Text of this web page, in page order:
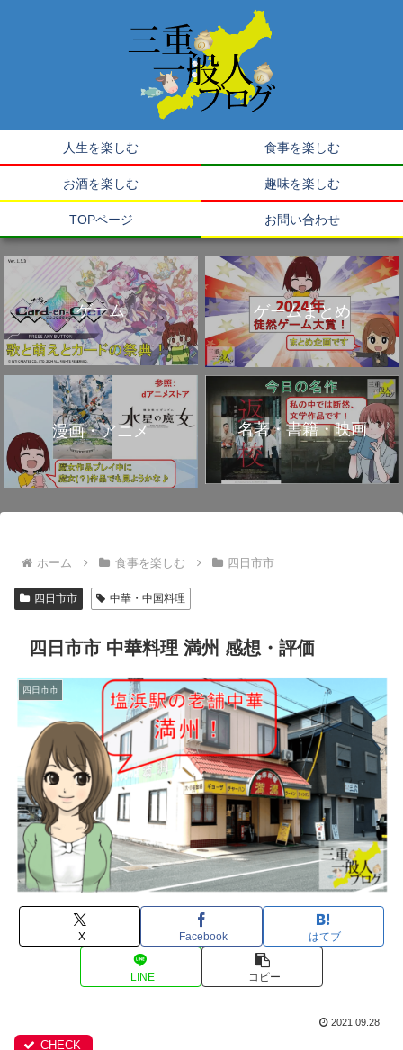
人生を楽しむ 食事を楽しむ
お酒を楽しむ 趣味を楽しむ
TOPページ お問い合わせ
ゲーム ゲームまとめ
漫画・アニメ 名著・書籍・映画
ホーム 食事を楽しむ 四日市市
四日市市 中華・中国料理
四日市市 中華料理 満州 感想・評価
四日市市
X Facebook はてブ
LINE コピー
2021.09.28